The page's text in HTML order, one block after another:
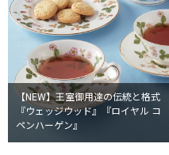
【NEW】王室御用達の伝統と格式
『ウェッジウッド』『ロイヤル コ
ペンハーゲン』